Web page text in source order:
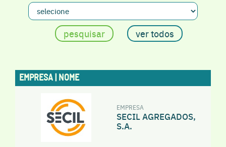
EMPRESA | NOME
EMPRESA
SECIL AGREGADOS,
S.A.